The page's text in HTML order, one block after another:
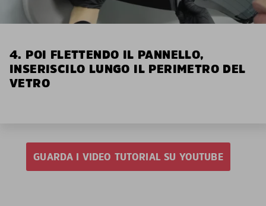
4. POI FLETTENDO IL PANNELLO,
INSERISCILO LUNGO IL PERIMETRO DEL
VETRO
GUARDA I VIDEO TUTORIAL SU YOUTUBE